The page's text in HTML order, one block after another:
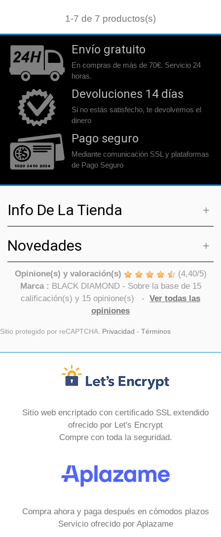
1-7 de 7 productos(s)
Envío gratuito
En compras de más de 70€. Servicio 24
horas.
Devoluciones 14 días
Si no estás satisfecho, te devolvemos el
dinero
Pago seguro
Mediante comunicación SSL y plataformas
de Pago Seguro
Info De La Tienda
Novedades
Opinione(s) y valoración(s) (4,40/5)
Marca : BLACK DIAMOND- Sobre la base de 15
calificación(s) y 15 opinione(s) - Ver todas las
opiniones
Sitio protegido por reCAPTCHA. Privacidad - Términos
Sitio web encriptado con certificado SSL extendido
ofrecido por Let's Encrypt
Compre con toda la seguridad.
Compra ahora y paga después en cómodos plazos
Servicio ofrecido por Aplazame